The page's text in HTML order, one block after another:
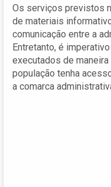
Os serviços previstos
de materiais
comunicação entre a
Entretanto, é
executados de
população tenha
a comarca